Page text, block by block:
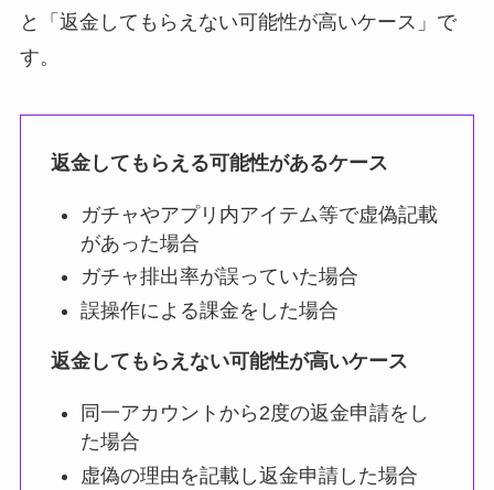
と「返金してもらえない可能性が高いケース」で
す。
返金してもらえる可能性があるケース
ガチャやアプリ内アイテム等で虚偽記載
があった場合
ガチャ排出率が誤っていた場合
誤操作による課金をした場合
返金してもらえない可能性が高いケース
同一アカウントから2度の返金申請をし
た場合
虚偽の理由を記載し返金申請した場合